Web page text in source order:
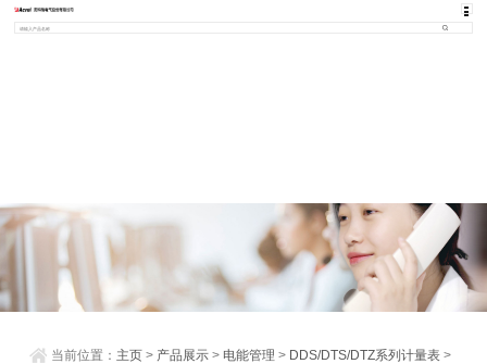
当前位置： 主页 > 产品展示 > 电能管理 > DDS/DTS/DTZ系列计量表 >